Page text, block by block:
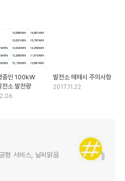
중인 100kW
전소 발전량
발전소 매매시 주의사항
2017.11.22
형 서비스, 날씨맑음